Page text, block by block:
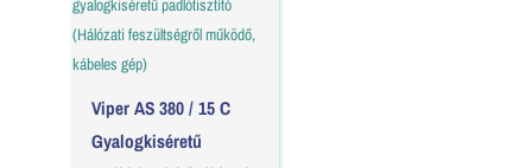
Viper AS 380 / 15 C
Gyalogkiséretű